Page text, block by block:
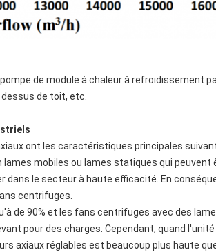
de module à chaleur à refroidissement
de toit, etc.
ont les caractéristiques principales
mobiles ou lames statiques qui
le secteur à haute efficacité. En
centrifuges.
de 90% et les fans centrifuges avec des
pour des charges. Cependant, quand
axiaux réglables est beaucoup plus haute